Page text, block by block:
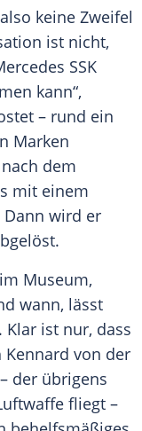
keine Zweifel
ist nicht,
SSK
kann“,
– rund ein
Marken
dem
mit einem
Dann wird er
Museum,
wann, lässt
ist nur, dass
Kennard von der
– der übrigens
fliegt –